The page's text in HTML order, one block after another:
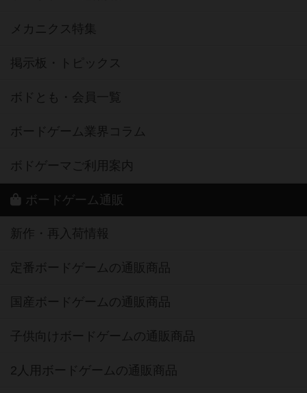
メカニクス特集
掲示板・トピックス
ボドとも・会員一覧
ボードゲーム業界コラム
ボドゲーマご利用案内
ボードゲーム通販
新作・再入荷情報
定番ボードゲームの通販商品
国産ボードゲームの通販商品
子供向けボードゲームの通販商品
2人用ボードゲームの通販商品